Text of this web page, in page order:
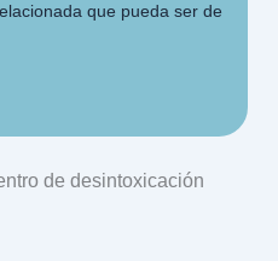
que pueda ser de